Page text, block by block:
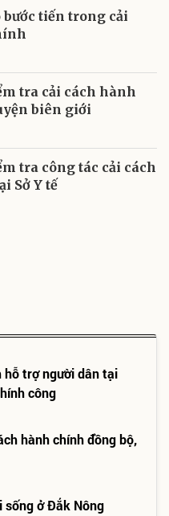
tiến trong cải
tra cải cách hành
biên giới
tra công tác cải cách
Sở Y tế
hỗ trợ người dân tại
công
hành chính đồng bộ,
sống ở Đắk Nông